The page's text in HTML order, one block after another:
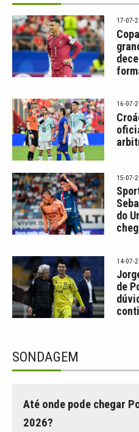
17-07-
16-07-
15-07-
do
14-07-
de
SONDAGEM
Até onde pode chegar
2026?